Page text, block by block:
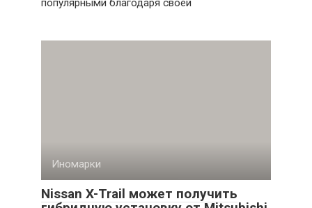
популярными благодаря своей
Иномарки
Nissan X-Trail может получить